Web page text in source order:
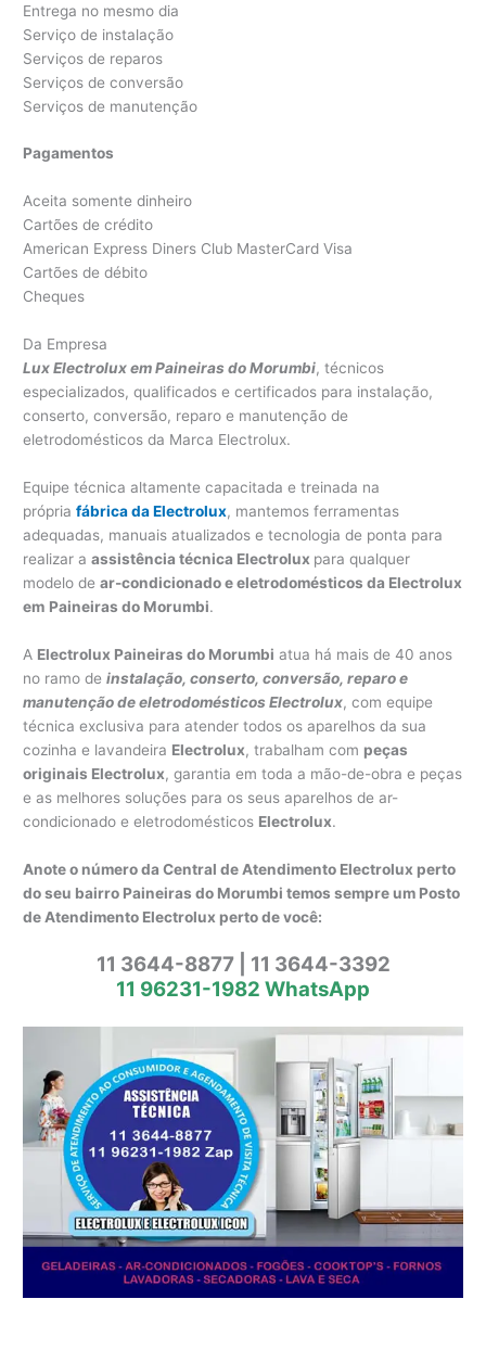
Entrega no mesmo dia
Serviço de instalação
Serviços de reparos
Serviços de conversão
Serviços de manutenção
Pagamentos
Aceita somente dinheiro
Cartões de crédito
American Express Diners Club MasterCard Visa
Cartões de débito
Cheques
Da Empresa
Lux Electrolux em Paineiras do Morumbi, técnicos
especializados, qualificados e certificados para instalação,
conserto, conversão, reparo e manutenção de
eletrodomésticos da Marca Electrolux.
Equipe técnica altamente capacitada e treinada na
própriafábrica da Electrolux, mantemos ferramentas
adequadas, manuais atualizados e tecnologia de ponta para
realizar aassistência técnica Electrolux para qualquer
modelo dear-condicionado e eletrodomésticos da Electrolux
em Paineiras do Morumbi.
A Electrolux Paineiras do Morumbi atua há mais de 40 anos
no ramo deinstalação, conserto, conversão, reparo e
manutenção de eletrodomésticos Electrolux, com equipe
técnica exclusiva para atender todos os aparelhos da sua
cozinha e lavandeira Electrolux, trabalham com peças
originais Electrolux, garantia em toda a mão-de-obra e peças
e as melhores soluções para os seus aparelhos de ar-
condicionado e eletrodomésticos Electrolux.
Anote o número da Central de Atendimento Electrolux perto
do seu bairro Paineiras do Morumbi temos sempre um Posto
de Atendimento Electrolux perto de você:
11 3644-8877 | 11 3644-3392
11 96231-1982 WhatsApp